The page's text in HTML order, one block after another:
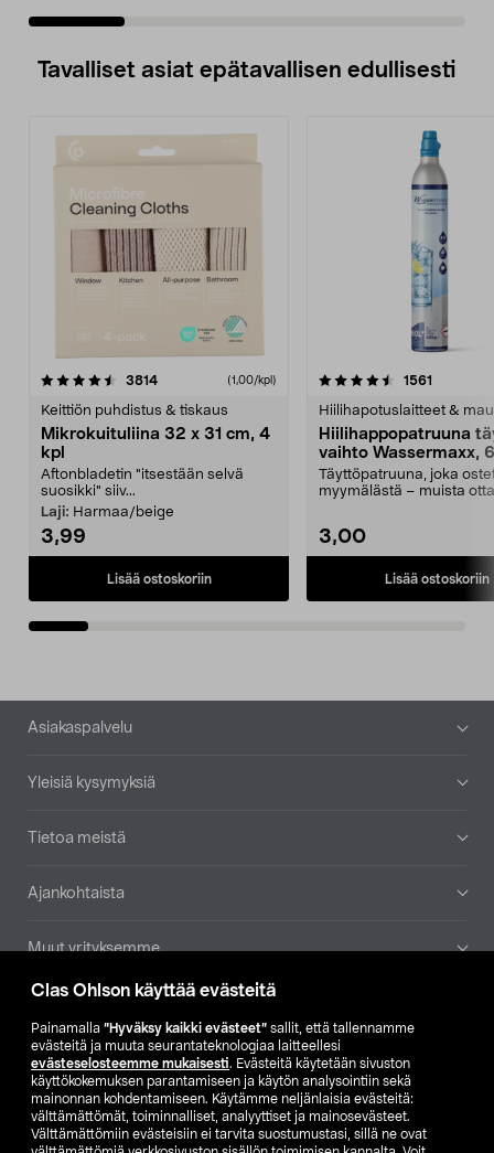
Clas Ohlson käyttää evästeitä
Painamalla ”Hyväksy kaikki evästeet” sallit, että tallennamme
evästeitä ja muuta seurantateknologiaa laitteellesi
evästeselosteemme mukaisesti. Evästeitä käytetään sivuston
käyttökokemuksen parantamiseen ja käytön analysointiin sekä
mainonnan kohdentamiseen. Käytämme neljänlaisia evästeitä:
välttämättömät, toiminnalliset, analyyttiset ja mainosevästeet.
Välttämättömiin evästeisiin ei tarvita suostumustasi, sillä ne ovat
Tavalliset asiat epätavallisen edullisesti
3814arvostelut (1,00/kpl)
Keittiön puhdistus & tiskaus
Mikrokuituliina 32 x 31 cm, 4
kpl
Aftonbladetin "itsestään selvä
suosikki" siiv...
Laji: Harmaa/beige
3,99
Lisää ostoskoriin
4.5viidestä
1561
Hiilihapotuslaitteet &
Hiilihappopatruuna
vaihto Wassermaxx,
Täyttöpatruuna, joka
myymälästä – muista
3,00
Lisää ostoskoriin
4.5viidestä
Alatunniste
Asiakaspalvelu
Yleisiä kysymyksiä
Tietoa meistä
Ajankohtaista
Muut yrityksemme
Etsi myymälä
SE NO FI
FI SV